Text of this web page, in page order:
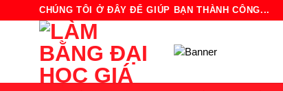
CHÚNG TÔI Ở ĐÂY ĐỂ GIÚP BẠN THÀNH CÔNG...